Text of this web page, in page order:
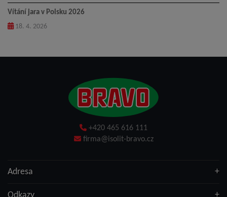
Vítání jara v Polsku 2026
18. 4. 2026
+420 465 616 111
firma@isolit-bravo.cz
Adresa